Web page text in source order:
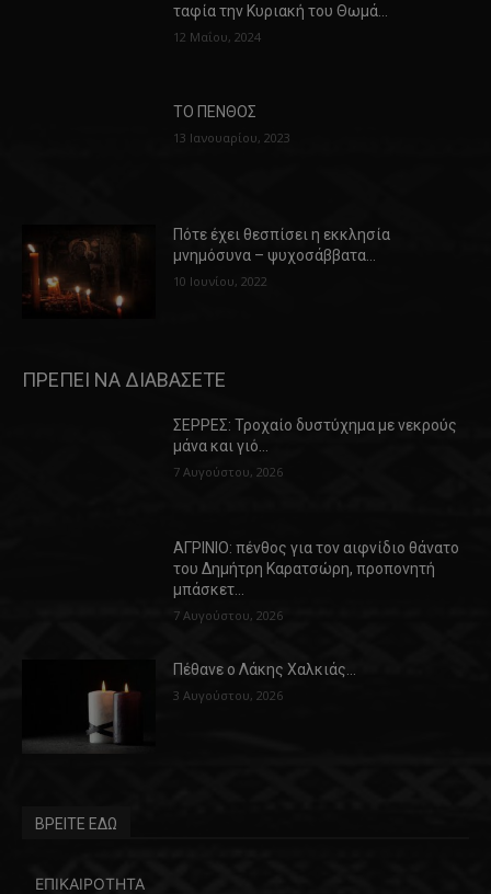
ταφία την Κυριακή του Θωμά…
12 Μαΐου, 2024
ΤΟ ΠΕΝΘΟΣ
13 Ιανουαρίου, 2023
Πότε έχει θεσπίσει η εκκλησία
μνημόσυνα – ψυχοσάββατα…
10 Ιουνίου, 2022
ΠΡΕΠΕΙ ΝΑ ΔΙΑΒΑΣΕΤΕ
ΣΕΡΡΕΣ: Τροχαίο δυστύχημα με νεκρούς
μάνα και γιό…
7 Αυγούστου, 2026
ΑΓΡΙΝΙΟ: πένθος για τον αιφνίδιο θάνατο
του Δημήτρη Καρατσώρη, προπονητή
μπάσκετ…
7 Αυγούστου, 2026
Πέθανε ο Λάκης Χαλκιάς…
3 Αυγούστου, 2026
ΒΡΕΙΤΕ ΕΔΩ
ΕΠΙΚΑΙΡΟΤΗΤΑ